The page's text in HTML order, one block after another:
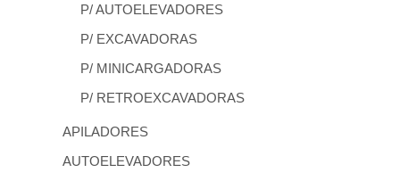
P/ AUTOELEVADORES
P/ EXCAVADORAS
P/ MINICARGADORAS
P/ RETROEXCAVADORAS
APILADORES
AUTOELEVADORES